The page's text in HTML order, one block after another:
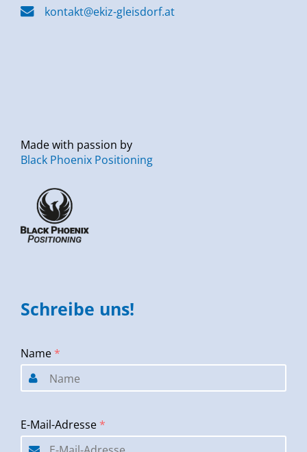
kontakt@ekiz-gleisdorf.at
Made with passion by
Black Phoenix Positioning
Schreibe uns!
Name *
E-Mail-Adresse *